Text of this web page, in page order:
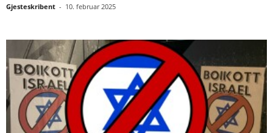
Gjesteskribent - 10. februar 2025